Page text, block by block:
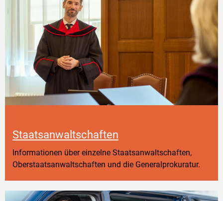
Staatsanwaltschaften
Informationen über einzelne Staatsanwaltschaften,
Oberstaatsanwaltschaften und die Generalprokuratur.